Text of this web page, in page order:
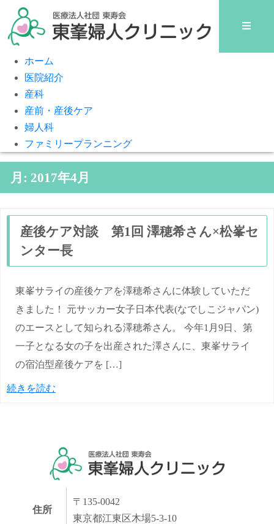
ホーム
医院紹介
産科
産前・産後ケア
婦人科
ファミリープランニング
月: 2017年4月
産後ケア対談 第1回 澤穂希さん×松峯セ
ンター長
東峯サライの産後ケアを澤穂希さんに体験していただ
きました！ 元サッカー女子日本代表(なでしこジャパン)
のエースとして知られる澤穂希さん。 今年1月9日、第
一子となる女の子を出産された澤さんに、東峯サライ
の宿泊型産後ケアを […]
続きを読む
住所
〒135-0042
東京都江東区木場5-3-10